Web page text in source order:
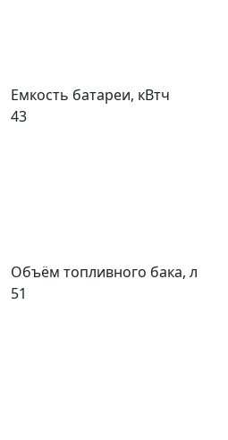
Емкость батареи, кВтч
43
Объём топливного бака, л
51